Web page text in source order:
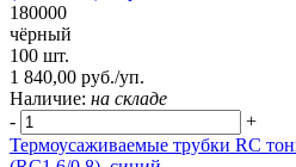
180000
чёрный
100 шт.
1 840,00 руб./уп.
Наличие: на складе
-
+
Термоусаживаемые трубки RC